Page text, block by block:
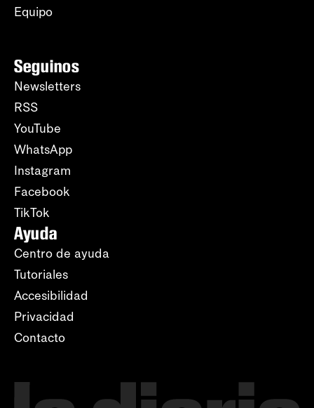
Equipo
Seguinos
Newsletters
RSS
YouTube
WhatsApp
Instagram
Facebook
TikTok
Ayuda
Centro de ayuda
Tutoriales
Accesibilidad
Privacidad
Contacto